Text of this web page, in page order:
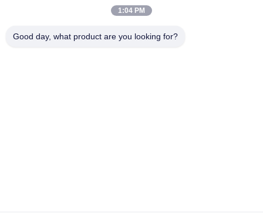
1:04 PM
Good day, what product are you looking for?